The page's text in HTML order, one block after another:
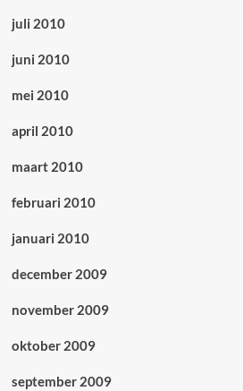
juli 2010
juni 2010
mei 2010
april 2010
maart 2010
februari 2010
januari 2010
december 2009
november 2009
oktober 2009
september 2009